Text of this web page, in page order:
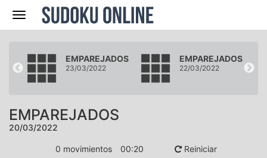
Navegación
EMPAREJADOS
23/03/2022
EMPAREJADOS
22/03/2022
EMPAREJADOS
20/03/2022
0 movimientos 00:20 Reiniciar